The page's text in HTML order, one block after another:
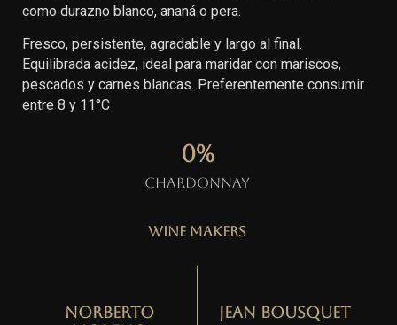
como durazno blanco, ananá o pera.
Fresco, persistente, agradable y largo al final.
Equilibrada acidez, ideal para maridar con mariscos,
pescados y carnes blancas. Preferentemente consumir
entre 8 y 11°C
Chardonnay
0%
Wine Makers
Norberto
Jean Bousquet